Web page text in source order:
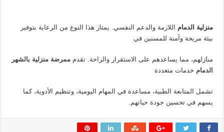
منزلية الدمام اللازمة والدعم النفسي. يمتاز هذا النوع من الرعاية بتوفير
بيئة مريحة وآمنة للمسنين في
منازلهم، مما يساعدهم على الاستقرار والراحة. تقدمممرضة منزلية بالشهر
الدمام خدمات متعددة
تشمل المتابعة الطبية، مساعدة في المهام اليومية، وتنظيم الأدوية، كما
يسهم في تحسين جودة حياتهم.